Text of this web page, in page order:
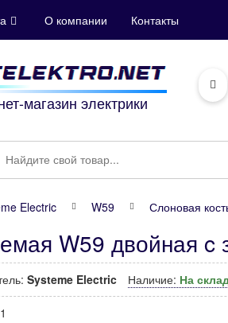
О компании Контакты
магазин электрики
Electric W59 Слоновая
W59 двойная
Systeme Electric Наличие: На